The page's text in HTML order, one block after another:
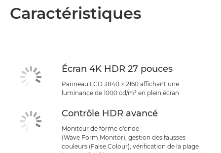
Caractéristiques
Écran 4K HDR 27 pouces
Panneau LCD 3840 × 2160 affichant une
luminance de 1000 cd/m² en plein écran
Contrôle HDR avancé
Moniteur de forme d'onde
(Wave Form Monitor), gestion des fausses
couleurs (False Colour), vérification de la plage